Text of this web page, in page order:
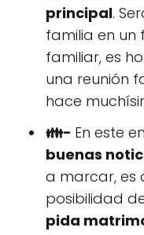
principal.
familia en un
familiar, es
una reunión
hace
👪- En este
buenas
a marcar, es
posibilidad
pida